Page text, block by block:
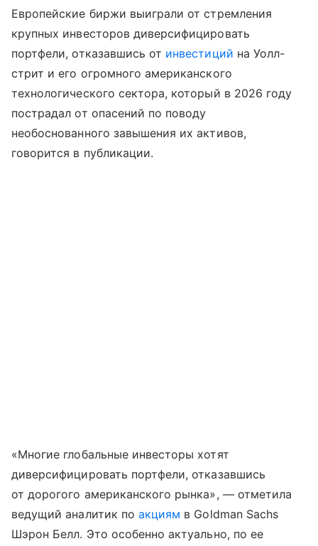
Европейские биржи выиграли от стремления
крупных инвесторов диверсифицировать
портфели, отказавшись от инвестиций на Уолл-
стрит и его огромного американского
технологического сектора, который в 2026 году
пострадал от опасений по поводу
необоснованного завышения их активов,
говорится в публикации.
«Многие глобальные инвесторы хотят
диверсифицировать портфели, отказавшись
от дорогого американского рынка», — отметила
ведущий аналитик по акциям в Goldman Sachs
Шэрон Белл. Это особенно актуально, по ее